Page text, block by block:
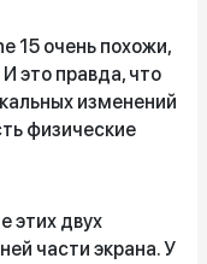
15 очень похожи,
это правда, что
изменений
физические
этих двух
части экрана. У